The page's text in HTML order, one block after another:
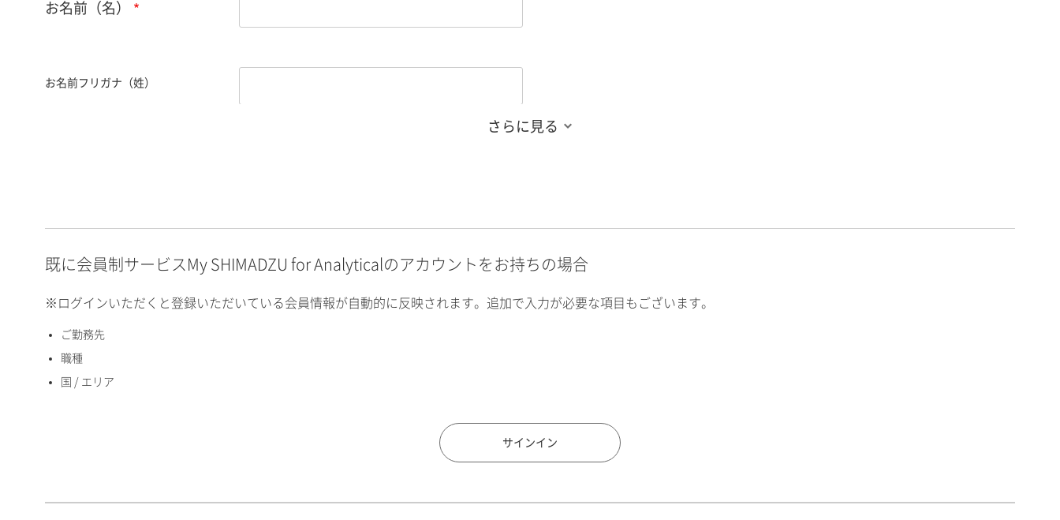
お名前（名）
お名前フリガナ（姓）
英数）
国 / エリア
住所検索
さらに見る
既に会員制サービスMy SHIMADZU for Analyticalのアカウントをお持ちの場合
※ログインいただくと登録いただいている会員情報が自動的に反映されます。追加で入力が必要な項目もございます。
ご勤務先
職種
国 / エリア
サインイン